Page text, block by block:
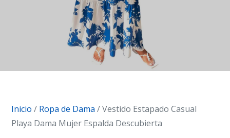
Inicio / Ropa de Dama / Vestido Estapado Casual
Playa Dama Mujer Espalda Descubierta